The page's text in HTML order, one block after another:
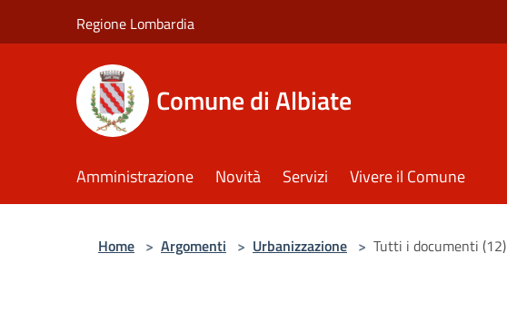
Regione Lombardia
Comune di Albiate
Amministrazione Novità Servizi Vivere il Comune
Home > Argomenti > Urbanizzazione > Tutti i documenti (12)